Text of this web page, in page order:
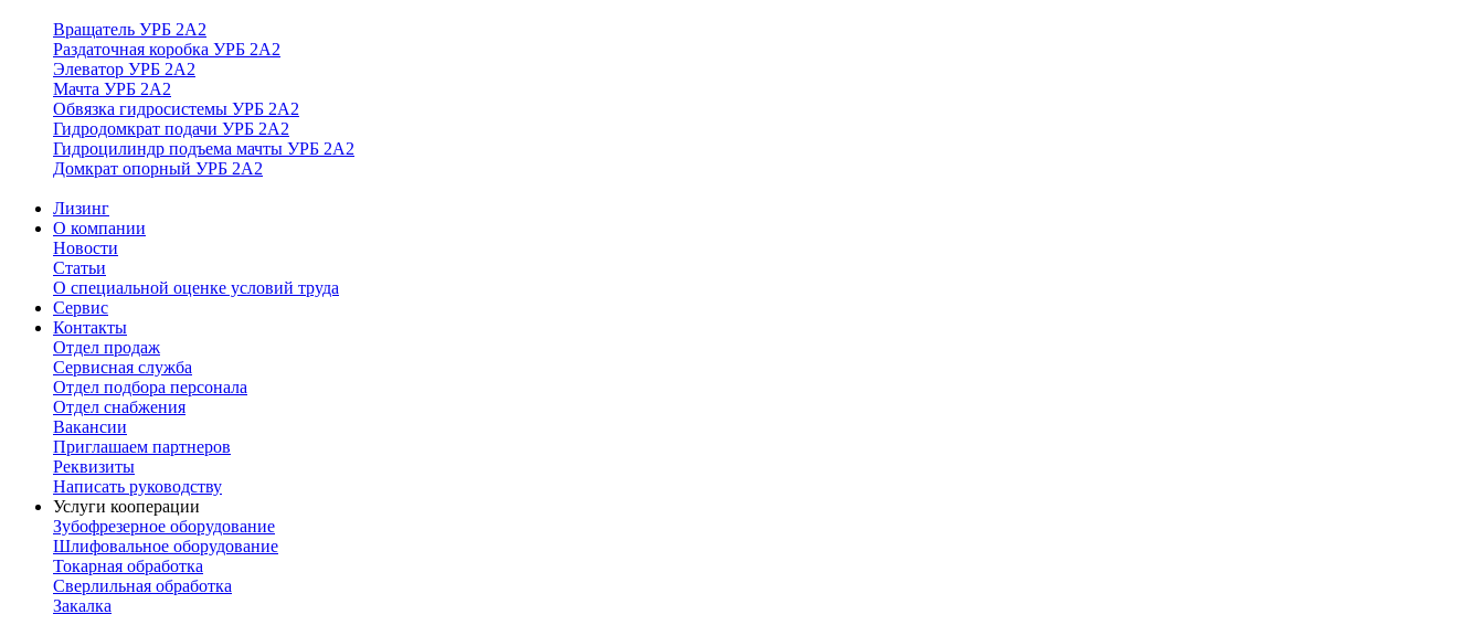
Вращатель УРБ 2А2
Раздаточная коробка УРБ 2А2
Элеватор УРБ 2А2
Мачта УРБ 2А2
Обвязка гидросистемы УРБ 2А2
Гидродомкрат подачи УРБ 2А2
Гидроцилиндр подъема мачты УРБ 2А2
Домкрат опорный УРБ 2А2
Лизинг
О компании
Новости
Статьи
О специальной оценке условий труда
Сервис
Контакты
Отдел продаж
Сервисная служба
Отдел подбора персонала
Отдел снабжения
Вакансии
Приглашаем партнеров
Реквизиты
Написать руководству
Услуги кооперации
Зубофрезерное оборудование
Шлифовальное оборудование
Токарная обработка
Cверлильная обработка
Закалка